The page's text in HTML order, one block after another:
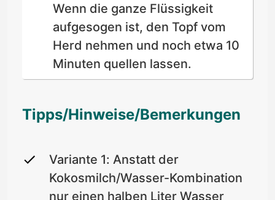
Wenn die ganze Flüssigkeit
aufgesogen ist, den Topf vom
Herd nehmen und noch etwa 10
Minuten quellen lassen.
Tipps/Hinweise/Bemerkungen
Variante 1: Anstatt der
Kokosmilch/Wasser-Kombination
nur einen halben Liter Wasser